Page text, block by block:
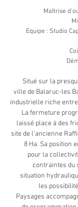
Maîtrise
Equipe : Studio
Situé sur la
ville de Balaruc-les
industrielle riche entre
La fermeture
laissé place à des
site de l’ancienne
8 Ha. Sa position
pour la
contraintes du
situation
les
Paysages